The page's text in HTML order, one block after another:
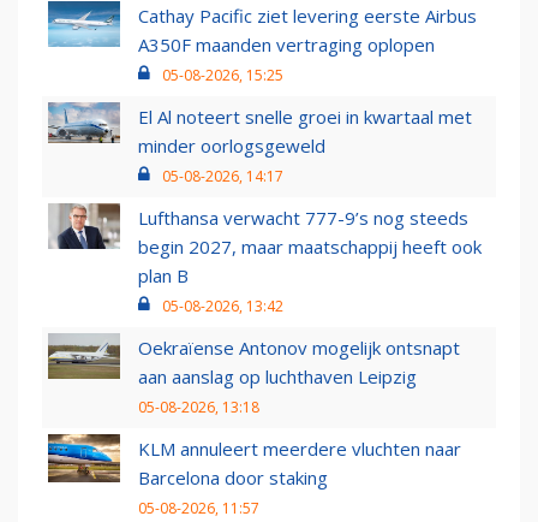
Cathay Pacific ziet levering eerste Airbus
A350F maanden vertraging oplopen
05-08-2026, 15:25
El Al noteert snelle groei in kwartaal met
minder oorlogsgeweld
05-08-2026, 14:17
Lufthansa verwacht 777-9’s nog steeds
begin 2027, maar maatschappij heeft ook
plan B
05-08-2026, 13:42
Oekraïense Antonov mogelijk ontsnapt
aan aanslag op luchthaven Leipzig
05-08-2026, 13:18
KLM annuleert meerdere vluchten naar
Barcelona door staking
05-08-2026, 11:57